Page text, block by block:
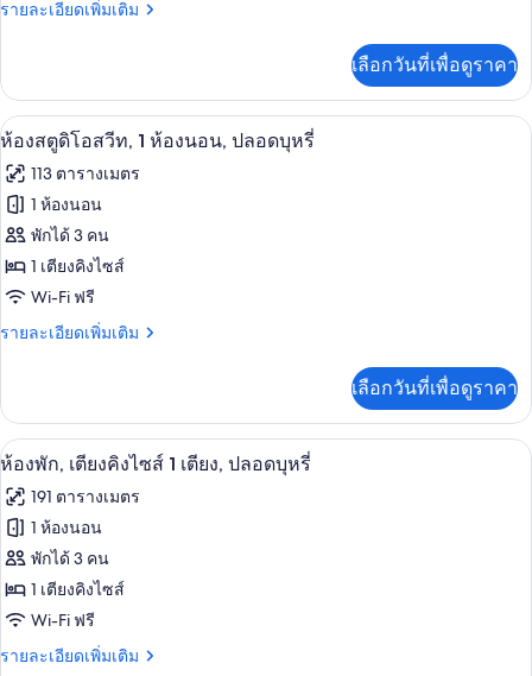
ระเบียง
สตู
โอ
สวีท,
เตียง
คิง
ไซส์
1
เตียง,
รายละเอียดเพิ่มเติม
ราย
เกี่ยว
กับ
ห้อง
พรีเมียร์
สตู
ดิ
โอ
สวี
ท,
เตียง
คิง
ไซส์
บุหรี่
เลือกวันที่เพื่อดูราคา
เปิด
ภาพถ่าย
ทั้งหมด
ของ
ห้อง
สตู
ดิ
สวีท,
ห้อง
นอน,
ปลอด
บุหรี่
ห้องสตูดิโอสวีท, 1 ห้องนอน, ปลอดบุหรี่
8
ห้องสตูดิโอสวีท, 1 ห้องนอน, ปลอดบุหรี่
113 ตารางเมตร
1 ห้องนอน
พักได้ 3 คน
1 เตียงคิงไซส์
Wi-Fi ฟรี
รายละเอียดเพิ่มเติม
ราย
เกี่ยว
กับ
ห้อง
ดิ
โอ
สวี
ท,
ห้อง
นอน,
ปลอด
เลือกวันที่เพื่อดูราคา
เปิด
ภาพถ่าย
ทั้งหมด
ของ
ห้อง
พัก,
เตียง
ห้องพัก, เตียงคิงไซส์ 1 เตียง, ปลอดบุ
6
ห้องพัก, เตียงคิงไซส์ 1 เตียง, ปลอดบุหรี่
191 ตารางเมตร
1 ห้องนอน
พักได้ 3 คน
1 เตียงคิงไซส์
Wi-Fi ฟรี
รายละเอียดเพิ่มเติม
ราย